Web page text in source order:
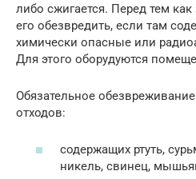
либо сжигается. Перед тем
его обезвредить, если там
химически опасные или
Для этого оборудуются
Обязательное
отходов:
содержащих ртуть,
никель, свинец,